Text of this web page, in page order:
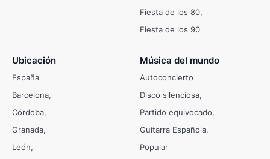
Fiesta de los 80
Fiesta de los 90
Ubicación
España
Barcelona
Córdoba
Granada
León
Música del mundo
Autoconcierto
Disco silenciosa
Partido equivocado
Guitarra Española
Popular